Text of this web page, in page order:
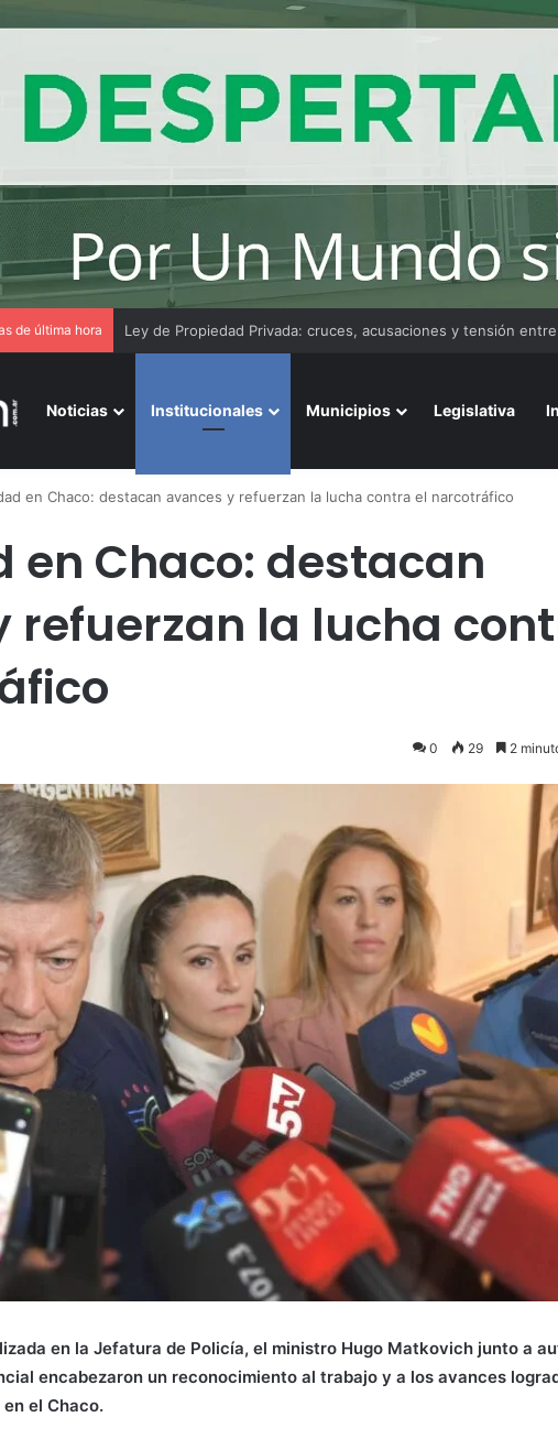
de última hora Chaco convoca a emprendedores locales para competir en
Noticias Institucionales Municipios Legislativa
en Chaco: destacan avances y refuerzan la lucha contra el narcotráfico
en Chaco: destacan
refuerzan la lucha
0 29 2
en la Jefatura de Policía, el ministro Hugo Matkovich junto a
encabezaron un reconocimiento al trabajo y a los avances
el Chaco.